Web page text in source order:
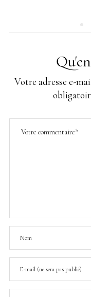
Votre adresse e-